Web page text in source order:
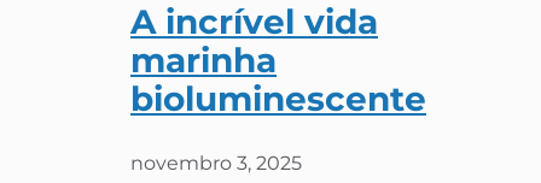
A incrível vida
marinha
bioluminescente
novembro 3, 2025